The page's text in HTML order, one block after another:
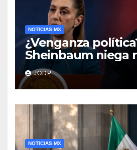
NOTICIAS MX
¿Venganza
Sheinbaum niega
negra en captura
Aguirre
JODP
NOTICIAS MX